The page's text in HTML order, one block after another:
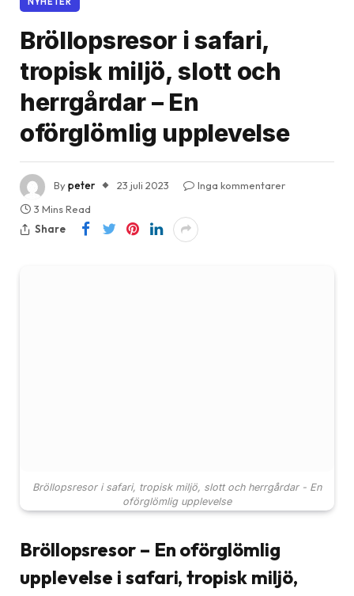
Bröllopsresor i safari,
tropisk miljö, slott och
herrgårdar – En
oförglömlig upplevelse
Bypeter 23 juli 2023
Inga kommentarer
3 Mins Read
Share
Bröllopsresor i safari, tropisk miljö, slott och herrgårdar - En
oförglömlig upplevelse
Bröllopsresor – En oförglömlig
upplevelse i safari, tropisk miljö,